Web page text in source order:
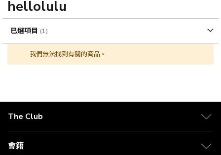
hellolulu
我們無法找到有關的商品。
已選項目
The Club
關於 The Club
合作夥伴
會籍